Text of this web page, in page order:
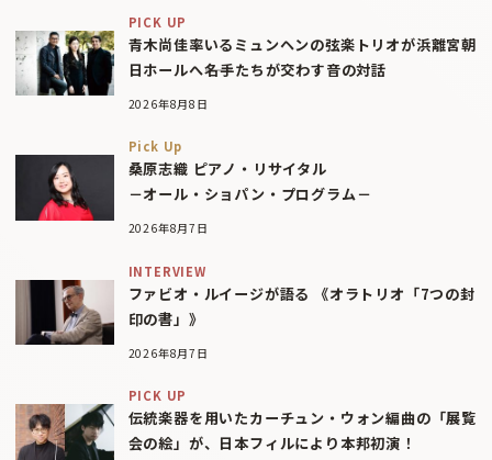
PICK UP
青木尚佳率いるミュンヘンの弦楽トリオが浜離宮朝
日ホールへ――名手たちが交わす音の対話
2026年8月8日
Pick Up
桑原志織 ピアノ・リサイタル
－オール・ショパン・プログラム－
2026年8月7日
INTERVIEW
ファビオ・ルイージが語る 《オラトリオ「7つの封
印の書」》
2026年8月7日
PICK UP
伝統楽器を用いたカーチュン・ウォン編曲の「展覧
会の絵」が、日本フィルにより本邦初演！